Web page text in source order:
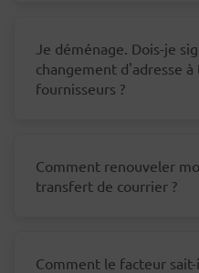
Je déménage. Dois-je
changement d'adresse
fournisseurs ?
Comment renouveler
transfert de courrier ?
Comment le facteur